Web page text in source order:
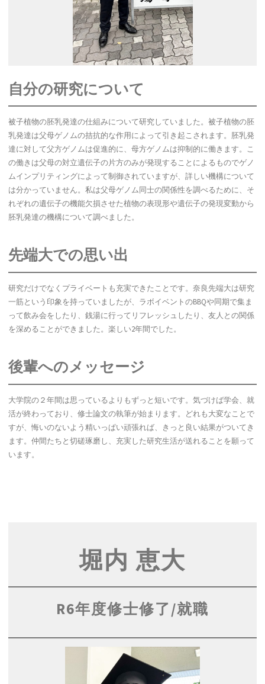
自分の研究について
被子植物の胚乳発達の仕組みについて研究していました。被子植物の胚
乳発達は父母ゲノムの拮抗的な作用によって引き起こされます。胚乳発
達に対して父方ゲノムは促進的に、母方ゲノムは抑制的に働きます。こ
の働きは父母の対立遺伝子の片方のみが発現することによるものでゲノ
ムインプリティングによって制御されていますが、詳しい機構について
は分かっていません。私は父母ゲノム同士の関係性を調べるために、そ
れぞれの遺伝子の機能欠損させた植物の表現形や遺伝子の発現変動から
胚乳発達の機構について調べました。
先端大での思い出
研究だけでなくプライベートも充実できたことです。奈良先端大は研究
一筋という印象を持っていましたが、ラボイベントのBBQや同期で集ま
って飲み会をしたり、銭湯に行ってリフレッシュしたり、友人との関係
を深めることができました。楽しい2年間でした。
後輩へのメッセージ
大学院の２年間は思っているよりもずっと短いです。気づけば学会、就
活が終わっており、修士論文の執筆が始まります。どれも大変なことで
すが、悔いのないよう精いっぱい頑張れば、きっと良い結果がついてき
ます。仲間たちと切磋琢磨し、充実した研究生活が送れることを願って
います。
堀内 恵大
R6年度修士修了/就職